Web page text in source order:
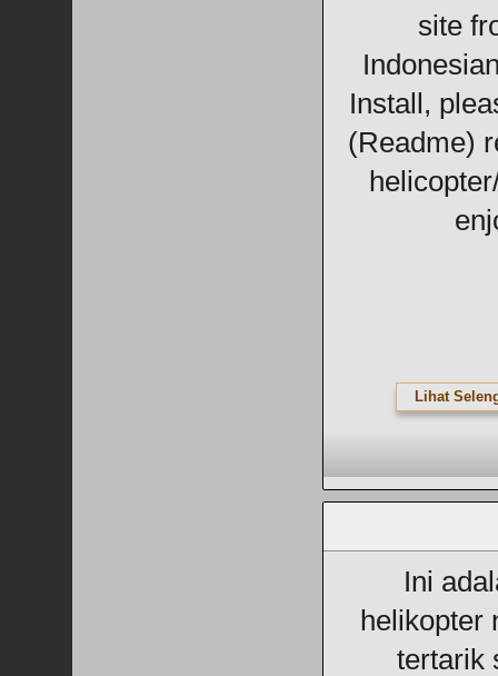
site
Install,
(Readme)
Lihat
Ini
helikopter
tertarik